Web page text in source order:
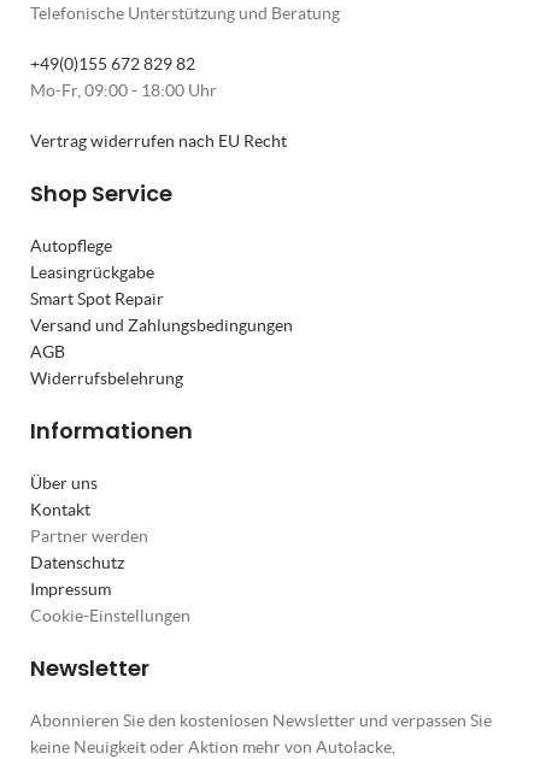
Telefonische Unterstützung und Beratung
+49(0)155 672 829 82
Mo-Fr, 09:00 - 18:00 Uhr
Vertrag widerrufen nach EU Recht
Shop Service
Autopflege
Leasingrückgabe
Smart Spot Repair
Versand und Zahlungsbedingungen
AGB
Widerrufsbelehrung
Informationen
Über uns
Kontakt
Partner werden
Datenschutz
Impressum
Cookie-Einstellungen
Newsletter
Abonnieren Sie den kostenlosen Newsletter und verpassen Sie
keine Neuigkeit oder Aktion mehr von Autolacke,